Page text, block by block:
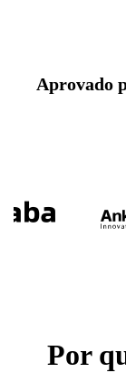
Aprovado
Por